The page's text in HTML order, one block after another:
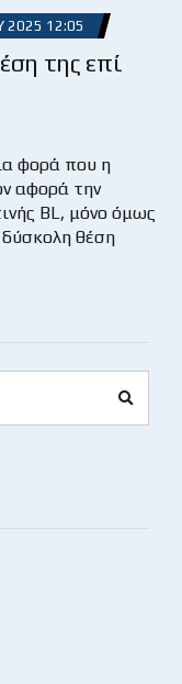
2025 12:05
της επί
φορά που η
αφορά την
BL, μόνο όμως
θέση